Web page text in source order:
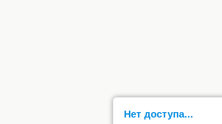
Нет доступа...